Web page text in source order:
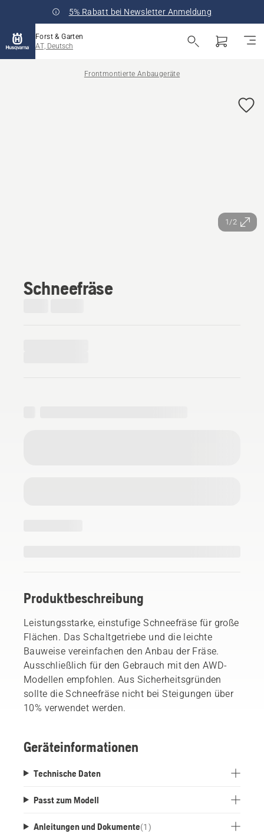
5% Rabatt bei Newsletter Anmeldung
Forst & Garten
AT, Deutsch
Frontmontierte Anbaugeräte
1/2
Schneefräse
Produktbeschreibung
Leistungsstarke, einstufige Schneefräse für große
Flächen. Das Schaltgetriebe und die leichte
Bauweise vereinfachen den Anbau der Fräse.
Ausschließlich für den Gebrauch mit den AWD-
Modellen empfohlen. Aus Sicherheitsgründen
sollte die Schneefräse nicht bei Steigungen über
10% verwendet werden.
Geräteinformationen
Technische Daten
Passt zum Modell
Anleitungen und Dokumente(1 )